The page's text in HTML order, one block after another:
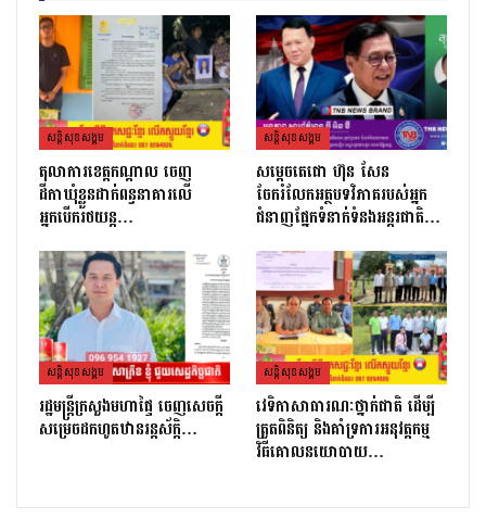
សន្តិសុខសង្គម
តុលាការខេត្តកណ្ដាល ចេញ
ដីកាឃុំខ្លួនដាក់ពន្ធនាគារលើ
អ្នកបើករថយន្ត…
សន្តិសុខសង្គម
សម្តេចតេជោ ហ៊ុន សែន
ចែករំលែកអត្ថបទវិភាគរបស់អ្នក
ជំនាញផ្នែកទំនាក់ទំនងអន្តរជាតិ…
សន្តិសុខសង្គម
រដ្ឋមន្ដ្រីក្រសួងមហាផ្ទៃ ចេញសេចក្តី
សម្រេចដកហូតឋានរន្តស័ក្តិ…
សន្តិសុខសង្គម
វេទិកាសាធារណៈថ្នាក់ជាតិ ដើម្បី
ត្រួតពិនិត្យ និងគាំទ្រការអនុវត្តកម្ម
វិធីគោលនយោបាយ…